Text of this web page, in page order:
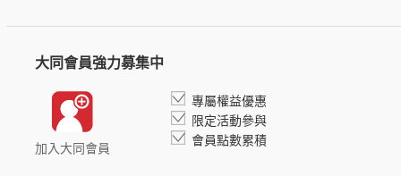
大同會員強力募集中
加入大同會員
專屬權益優惠
限定活動參與
會員點數累積